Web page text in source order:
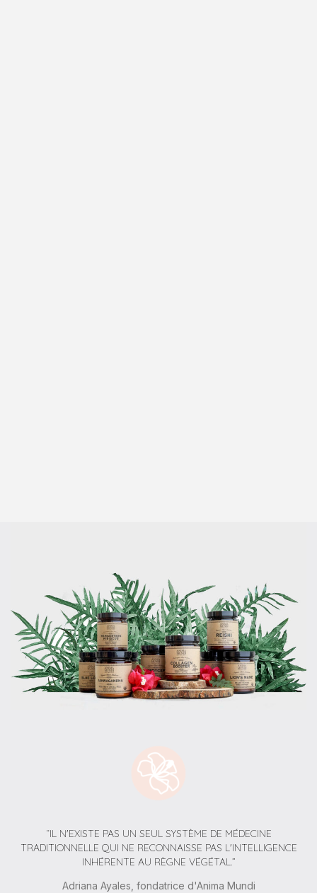
“IL N'EXISTE PAS UN SEUL SYSTÈME DE MÉDECINE
TRADITIONNELLE QUI NE RECONNAISSE PAS L'INTELLIGENCE
INHÉRENTE AU RÈGNE VÉGÉTAL.”
Adriana Ayales, fondatrice d'Anima Mundi